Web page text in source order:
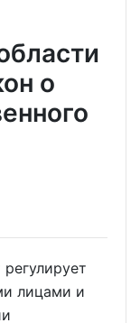
о
лицами и